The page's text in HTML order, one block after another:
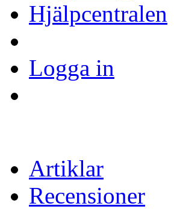
Hjälpcentralen
Logga in
Artiklar
Recensioner